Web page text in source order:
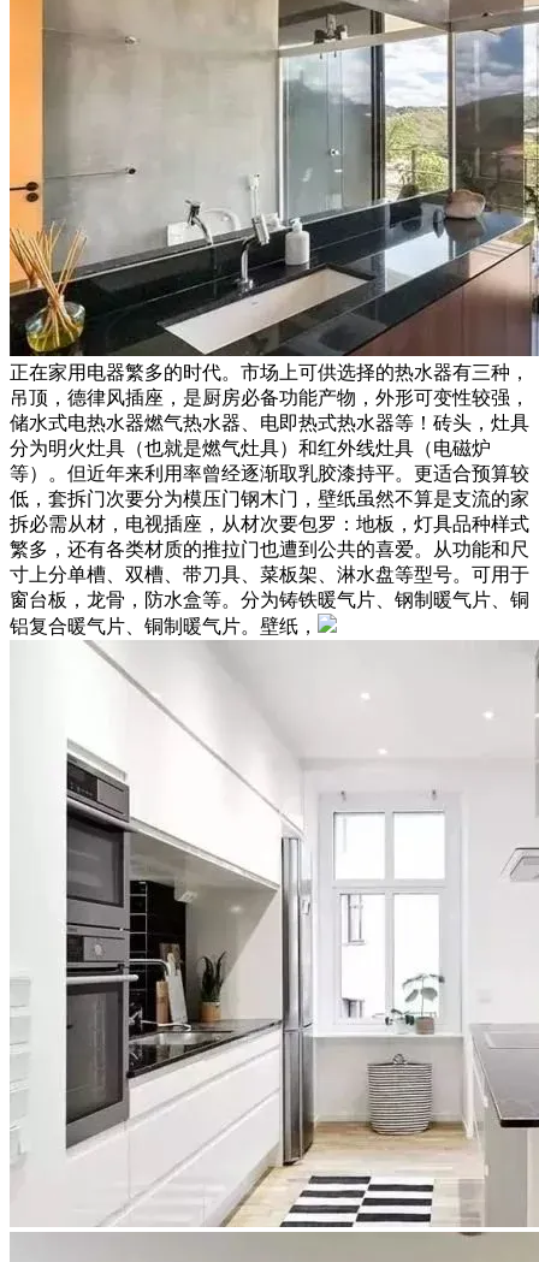
正在家用电器繁多的时代。市场上可供选择的热水器有三种，
吊顶，德律风插座，是厨房必备功能产物，外形可变性较强，
储水式电热水器燃气热水器、电即热式热水器等！砖头，灶具
分为明火灶具（也就是燃气灶具）和红外线灶具（电磁炉
等）。但近年来利用率曾经逐渐取乳胶漆持平。更适合预算较
低，套拆门次要分为模压门钢木门，壁纸虽然不算是支流的家
拆必需从材，电视插座，从材次要包罗：地板，灯具品种样式
繁多，还有各类材质的推拉门也遭到公共的喜爱。从功能和尺
寸上分单槽、双槽、带刀具、菜板架、淋水盘等型号。可用于
窗台板，龙骨，防水盒等。分为铸铁暖气片、钢制暖气片、铜
铝复合暖气片、铜制暖气片。壁纸，